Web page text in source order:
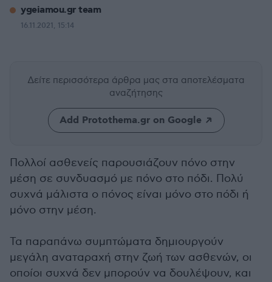
ygeiamou.gr team
16.11.2021, 15:14
Δείτε περισσότερα άρθρα μας στα αποτελέσματα
αναζήτησης
Add Protothema.gr on Google
Πολλοί ασθενείς παρουσιάζουν πόνο στην
μέση σε συνδυασμό με πόνο στο πόδι. Πολύ
συχνά μάλιστα ο πόνος είναι μόνο στο πόδι ή
μόνο στην μέση.
Τα παραπάνω συμπτώματα δημιουργούν
μεγάλη αναταραχή στην ζωή των ασθενών, οι
οποίοι συχνά δεν μπορούν να δουλέψουν, και